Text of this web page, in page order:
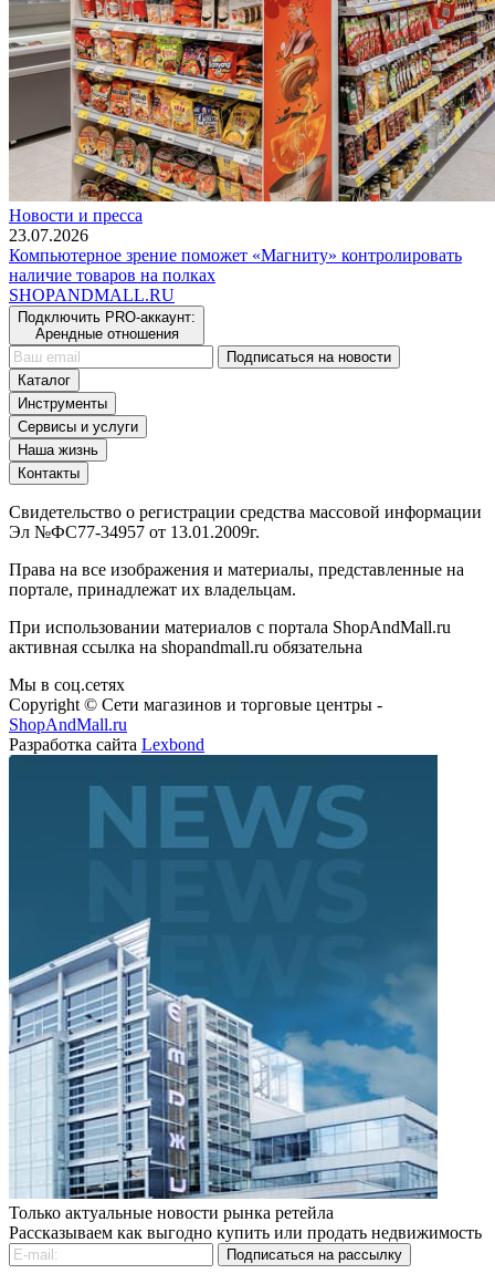
Новости и пресса
23.07.2026
Компьютерное зрение поможет «Магниту» контролировать
наличие товаров на полках
SHOPANDMALL.RU
Подключить PRO-аккаунт:
Арендные отношения
Подписаться на новости
Каталог
Инструменты
Сервисы и услуги
Наша жизнь
Контакты
Свидетельство о регистрации средства массовой информации
Эл №ФС77-34957 от 13.01.2009г.
Права на все изображения и материалы, представленные на
портале, принадлежат их владельцам.
При использовании материалов с портала ShopAndMall.ru
активная ссылка на shopandmall.ru обязательна
Мы в соц.сетях
Copyright © Сети магазинов и торговые центры -
ShopAndMall.ru
Разработка сайта Lexbond
Только актуальные новости рынка ретейла
Рассказываем как выгодно купить или продать недвижимость